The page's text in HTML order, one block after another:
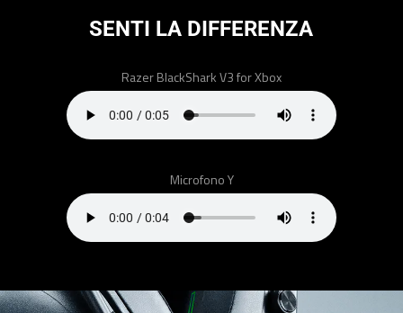
SENTI LA DIFFERENZA
Razer BlackShark V3 for Xbox
Microfono Y